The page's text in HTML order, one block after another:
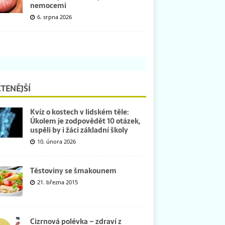
nemocemi
6. srpna 2026
Kvíz o kostech v lidském těle:
Úkolem je zodpovědět 10 otázek,
uspěli by i žáci základní školy
10. února 2026
Těstoviny se šmakounem
21. března 2015
Cizrnová polévka – zdraví z